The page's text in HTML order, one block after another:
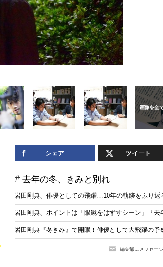
シェア ツイート
去年の冬、きみと別れ
岩田剛典、俳優としての飛躍…10年の軌跡をふり返
岩田剛典、ポイントは「眼鏡をはずすシーン」『去
岩田剛典『冬きみ』で開眼！俳優として大飛躍の予
編集部にメッセー